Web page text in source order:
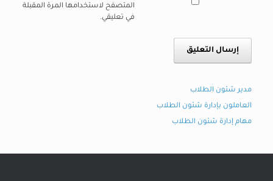
المتصفح لاستخدامها المرة المقبلة
في تعليقي.
مدير شئون الطلاب
العاملون بإدارة شئون الطلاب
مهام إدارة شئون الطلاب